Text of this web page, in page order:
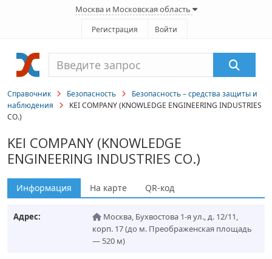
Москва и Московская область
Регистрация Войти
Справочник Безопасность
Безопасность – средства защиты и
наблюдения
KEI COMPANY (KNOWLEDGE ENGINEERING INDUSTRIES
CO.)
KEI COMPANY (KNOWLEDGE
ENGINEERING INDUSTRIES CO.)
Информация На карте QR-код
Адрес: Москва, Бухвостова 1-я ул., д. 12/11,
корп. 17(до м. Преображенская площадь
— 520 м)